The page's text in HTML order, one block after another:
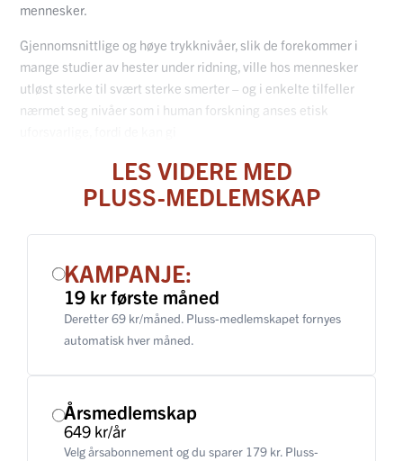
mennesker.
Gjennomsnittlige og høye trykknivåer, slik de forekommer i
mange studier av hester under ridning, ville hos mennesker
utløst sterke til svært sterke smerter – og i enkelte tilfeller
nærmet seg nivåer som i human forskning anses etisk
LES VIDERE MED
PLUSS-MEDLEMSKAP
KAMPANJE:
19 kr første måned
Deretter 69 kr/måned. Pluss-medlemskapet fornyes
automatisk hver måned.
Årsmedlemskap
649 kr/år
Velg årsabonnement og du sparer 179 kr. Pluss-